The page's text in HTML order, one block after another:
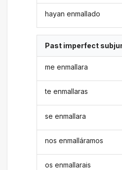
hayan enmallado
Past imperfect
me enmallara
te enmallaras
se enmallara
nos enmalláramos
os enmallarais